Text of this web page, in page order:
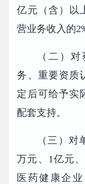
亿元（含）以
营业务收入的
（二）
务、重要资质
定后可给予实
配套支持。
（三）
万元、1亿元
医药健康企